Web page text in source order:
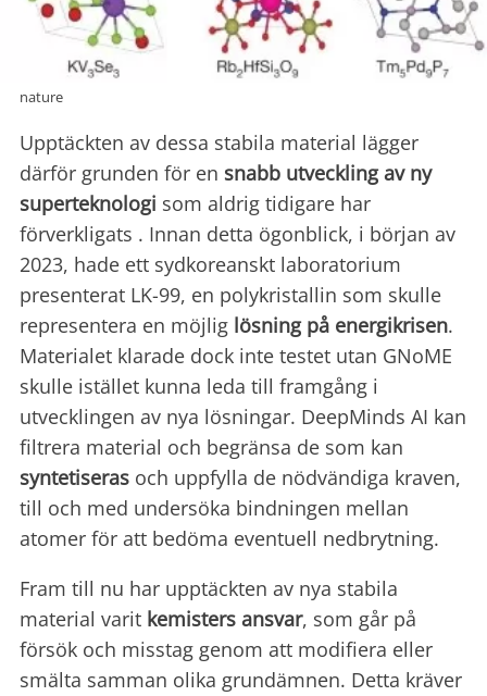
nature
Upptäckten av dessa stabila material lägger
därför grunden för en snabb utveckling av ny
superteknologi som aldrig tidigare har
förverkligats . Innan detta ögonblick, i början av
2023, hade ett sydkoreanskt laboratorium
presenterat LK-99, en polykristallin som skulle
representera en möjlig lösning på energikrisen.
Materialet klarade dock inte testet utan GNoME
skulle istället kunna leda till framgång i
utvecklingen av nya lösningar. DeepMinds AI kan
filtrera material och begränsa de som kan
syntetiseras och uppfylla de nödvändiga kraven,
till och med undersöka bindningen mellan
atomer för att bedöma eventuell nedbrytning.
Fram till nu har upptäckten av nya stabila
material varit kemisters ansvar, som går på
försök och misstag genom att modifiera eller
smälta samman olika grundämnen. Detta kräver